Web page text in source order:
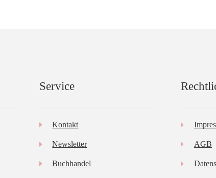
Service
Kontakt
Newsletter
Buchhandel
AGB